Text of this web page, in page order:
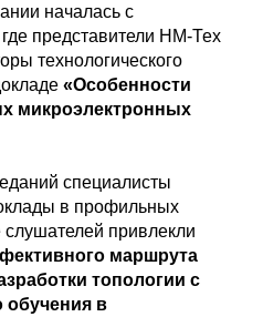
началась с
где представители НМ-Тех
технологического
«Особенности
микроэлектронных
специалисты
в профильных
привлекли
маршрута
топологии с
в